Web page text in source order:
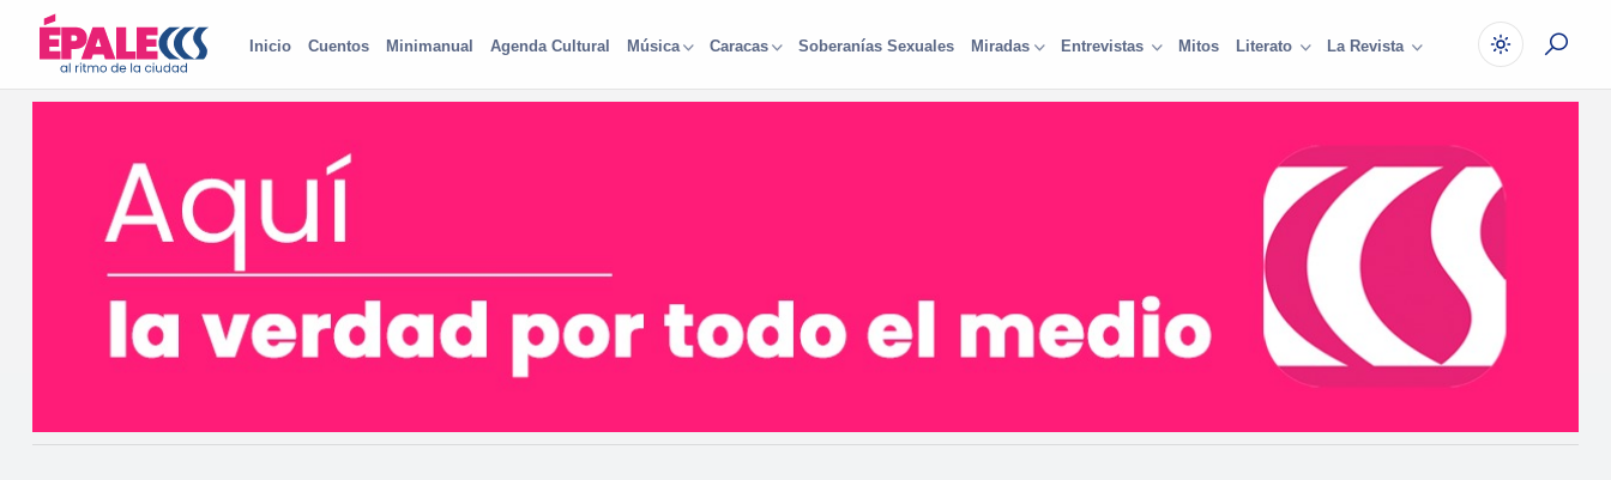
Inicio Cuentos Minimanual Agenda Cultural Música Caracas Soberanías Sexuales Miradas Entrevistas Mitos Literato La Revista